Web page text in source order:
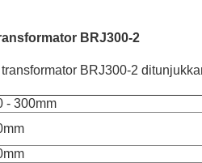
BRJ300-2
BRJ300-2
- 300mm